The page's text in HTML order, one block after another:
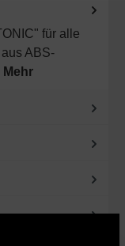
für alle
ABS-
Mehr